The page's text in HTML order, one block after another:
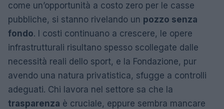
come un’opportunità a costo zero per le casse
pubbliche, si stanno rivelando un pozzo senza
fondo. I costi continuano a crescere, le opere
infrastrutturali risultano spesso scollegate dalle
necessità reali dello sport, e la Fondazione, pur
avendo una natura privatistica, sfugge a controlli
adeguati. Chi lavora nel settore sa che la
trasparenza è cruciale, eppure sembra mancare